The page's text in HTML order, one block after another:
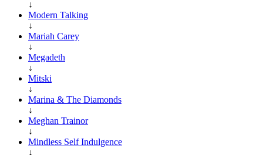
↓
Modern Talking
↓
Mariah Carey
↓
Megadeth
↓
Mitski
↓
Marina & The Diamonds
↓
Meghan Trainor
↓
Mindless Self Indulgence
↓